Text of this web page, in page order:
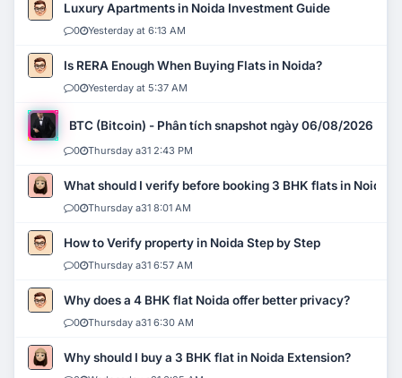
Luxury Apartments in Noida Investment Guide
0 Yesterday at 6:13 AM
Is RERA Enough When Buying Flats in Noida?
0 Yesterday at 5:37 AM
BTC (Bitcoin) - Phân tích snapshot ngày 06/08/2026
0 Thursday a31 2:43 PM
What should I verify before booking 3 BHK flats in Noida?
0 Thursday a31 8:01 AM
How to Verify property in Noida Step by Step
0 Thursday a31 6:57 AM
Why does a 4 BHK flat Noida offer better privacy?
0 Thursday a31 6:30 AM
Why should I buy a 3 BHK flat in Noida Extension?